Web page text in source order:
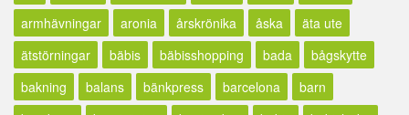
armhävningar
aronia årskrönika åska
äta ute
ätstörningar
bäbis bäbisshopping bada
bågskytte
bakning
balans bänkpress barcelona
barn